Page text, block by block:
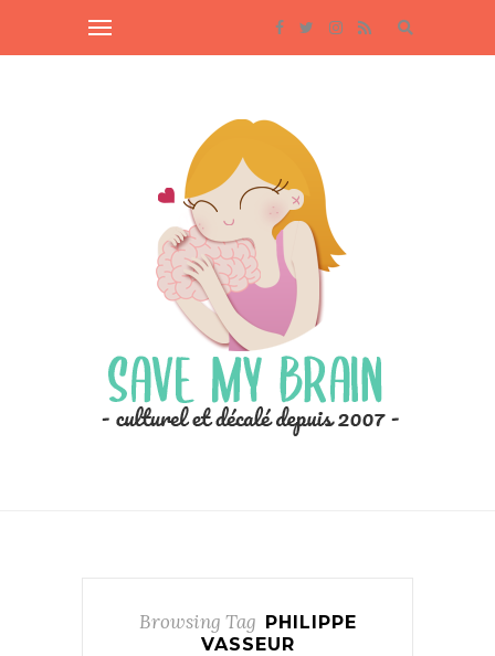
Browsing Tag PHILIPPE
VASSEUR